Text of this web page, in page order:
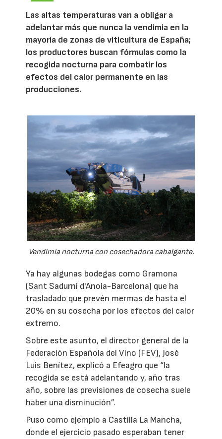
Las altas temperaturas van a obligar a
adelantar más que nunca la vendimia en la
mayoría de zonas de viticultura de España;
los productores buscan fórmulas como la
recogida nocturna para combatir los
efectos del calor permanente en las
producciones.
Vendimia nocturna con cosechadora cabalgante.
Ya hay algunas bodegas como Gramona
(Sant Sadurní d'Anoia-Barcelona) que ha
trasladado que prevén mermas de hasta el
20% en su cosecha por los efectos del calor
extremo.
Sobre este asunto, el director general de la
Federación Española del Vino (FEV), José
Luis Benítez, explicó a Efeagro que “la
recogida se está adelantando y, año tras
año, sobre las previsiones de cosecha suele
haber una disminución”.
Puso como ejemplo a Castilla La Mancha,
donde el ejercicio pasado esperaban tener